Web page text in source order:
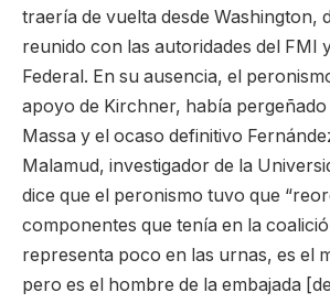
traería de vuelta desde Washington,
reunido con las autoridades del FMI
Federal. En su ausencia, el
apoyo de Kirchner, había pergeñado
Massa y el ocaso definitivo
Malamud, investigador de la
dice que el peronismo tuvo que
componentes que tenía en la
representa poco en las urnas, es el
pero es el hombre de la embajada